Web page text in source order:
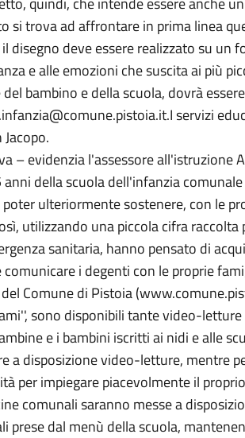
si trova ad affrontare in prima linea
disegno deve essere realizzato su un
e alle emozioni che suscita ai più
bambino e della scuola, dovrà
servizi
– evidenzia l'assessore all'istruzione
anni della scuola dell'infanzia
ulteriormente sostenere, con le
utilizzando una piccola cifra
sanitaria, hanno pensato di
comunicare i degenti con le proprie
Comune di Pistoia
sono disponibili tante video-
e i bambini iscritti ai nidi e alle
a disposizione video-letture, mentre
per impiegare piacevolmente il
comunali saranno messe a
prese dal menù della scuola,